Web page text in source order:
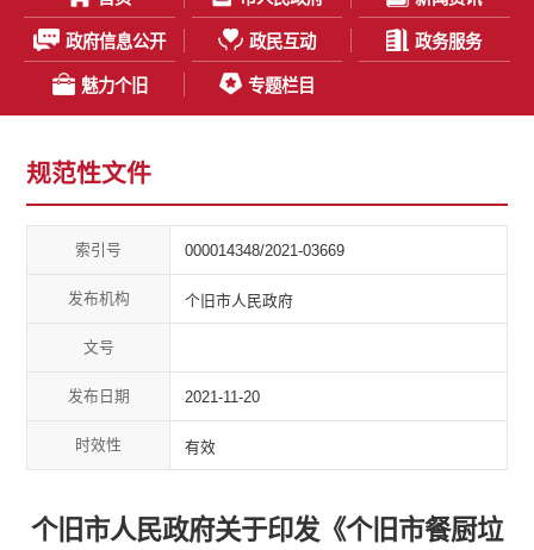
政府信息公开 政民互动 政务服务
魅力个旧 专题栏目
规范性文件
索引号 000014348/2021-03669
发布机构 个旧市人民政府
文号
发布日期 2021-11-20
时效性 有效
个旧市人民政府关于印发《个旧市餐厨垃